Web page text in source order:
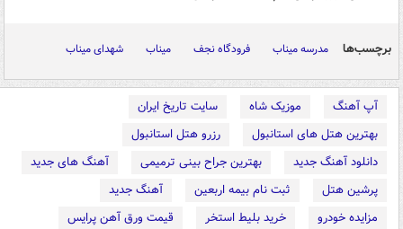
برچسب‌ها مدرسه میناب فرودگاه نجف میناب شهدای میناب
آپ آهنگ موزیک شاه
سایت تاریخ ایران
بهترین هتل های استانبول
رزرو هتل استانبول
دانلود آهنگ جدید
بهترین جراح بینی ترمیمی
آهنگ های جدید
پرشین هتل
ثبت نام بیمه اربعین
آهنگ جدید
مزایده خودرو
خرید بلیط استخر
قیمت ورق آهن پرایس